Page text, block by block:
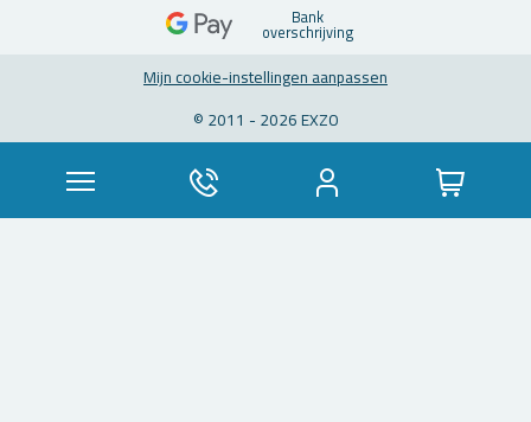
Bank
over­schrij­ving
Mijn coo­kie-in­stel­lin­gen aan­pas­sen
© 2011 - 2026 EXZO